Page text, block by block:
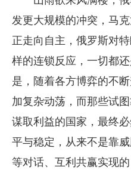
发更大规模的冲突，马
正走向自主，俄罗斯对
样的连锁反应，一切都
是，随着各方博弈的不
加复杂动荡，而那些试
谋取利益的国家，最终
平与稳定，从来不是靠
等对话、互利共赢实现